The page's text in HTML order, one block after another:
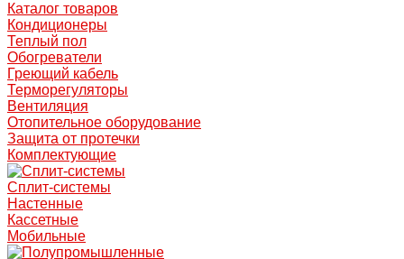
Каталог товаров
Кондиционеры
Теплый пол
Обогреватели
Греющий кабель
Терморегуляторы
Вентиляция
Отопительное оборудование
Защита от протечки
Комплектующие
Сплит-системы
Настенные
Кассетные
Мобильные